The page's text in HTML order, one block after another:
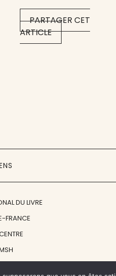
PARTAGER CET
ARTICLE
DU LIVRE
FRANCE